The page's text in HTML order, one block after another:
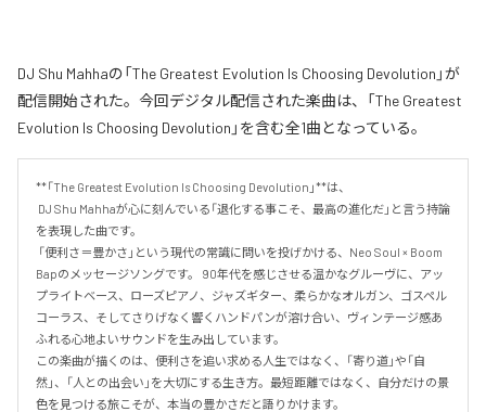
DJ Shu Mahhaの「The Greatest Evolution Is Choosing Devolution」が
配信開始された。今回デジタル配信された楽曲は、「The Greatest
Evolution Is Choosing Devolution」を含む全1曲となっている。
**「The Greatest Evolution Is Choosing Devolution」**は、
を表現した曲です。
Bapのメッセージソングです。 90年代を感じさせる温かなグルーヴに、アッ
プライトベース、ローズピアノ、ジャズギター、柔らかなオルガン、ゴスペル
コーラス、そしてさりげなく響くハンドパンが溶け合い、ヴィンテージ感あ
ふれる心地よいサウンドを生み出しています。
この楽曲が描くのは、便利さを追い求める人生ではなく、「寄り道」や「自
然」、「人との出会い」を大切にする生き方。最短距離ではなく、自分だけの景
色を見つける旅こそが、本当の豊かさだと語りかけます。